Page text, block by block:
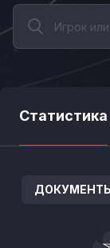
Статистика